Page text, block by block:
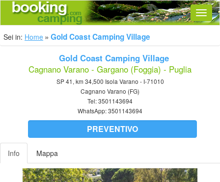
Sei in: Home Gold Coast Camping Village
Gold Coast Camping Village
Cagnano Varano - Gargano (Foggia) - Puglia
SP 41, km 34,500 Isola Varano - I-71010
Cagnano Varano (FG)
Tel:3501143694
WhatsApp:3501143694
PREVENTIVO
Info Mappa
Previous